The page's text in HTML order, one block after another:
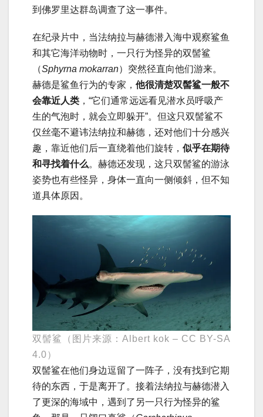
到佛罗里达群岛调查了这一事件。
在纪录片中，当法纳拉与赫德潜入海中观察鲨鱼
和其它海洋动物时，一只行为怪异的双髻鲨
（Sphyrna mokarran）突然径直向他们游来。
赫德是鲨鱼行为的专家， 他很清楚双髻鲨一般不
会靠近人类 ，“它们通常远远看见潜水员呼吸产
生的气泡时，就会立即躲开”。但这只双髻鲨不
仅丝毫不避讳法纳拉和赫德，还对他们十分感兴
趣，靠近他们后一直绕着他们旋转， 似乎在期待
和寻找着什么。赫德还发现，这只双髻鲨的游泳
姿势也有些怪异，身体一直向一侧倾斜，但不知
道具体原因。
双髻鲨（图片来源：Albert kok – CC BY-SA
4.0）
双髻鲨在他们身边逗留了一阵子，没有找到它期
待的东西，于是离开了。接着法纳拉与赫德潜入
了更深的海域中，遇到了另一只行为怪异的鲨